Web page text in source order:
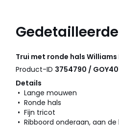
Trui met ronde hals Williams
Product-ID 3754790 /
Details
• Lange mouwen
• Ronde hals
• Fijn tricot
• Ribboord onderaan, aan